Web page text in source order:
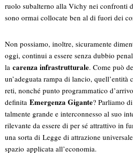
ruolo subalterno alla Vichy nei confronti
sono ormai collocate ben al di fuori dei
Non possiamo, inoltre, sicuramente
oggi, continui a essere senza dubbio
la carenza infrastrutturale. Come può
un’adeguata rampa di lancio, quell’entità
reti, nonché punto programmatico
definita Emergenza Gigante? Parliamo
talmente grande e interconnesso al suo
rilevante da essere di per sé attrattivo in
una sorta di Legge di attrazione
spazio applicata all’economia.